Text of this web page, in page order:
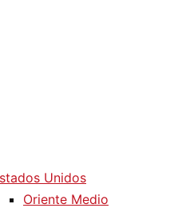
Unidos
Oriente Medio